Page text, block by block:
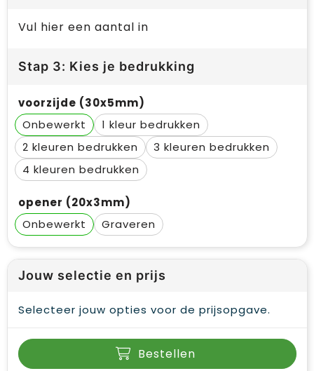
Vul hier een aantal in
Stap 3: Kies je bedrukking
voorzijde (30x5mm)
Onbewerkt
1
2
3
4
opener (20x3mm)
Onbewerkt
Graveren
Jouw selectie en prijs
Selecteer jouw opties voor de prijsopgave.
Bestellen